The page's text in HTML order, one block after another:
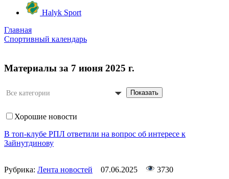
Halyk Sport
Главная
Спортивный календарь
Материалы за 7 июня 2025 г.
Все категории Показать
Хорошие новости
В топ-клубе РПЛ ответили на вопрос об интересе к
Зайнутдинову
Рубрика: Лента новостей 07.06.2025
3730